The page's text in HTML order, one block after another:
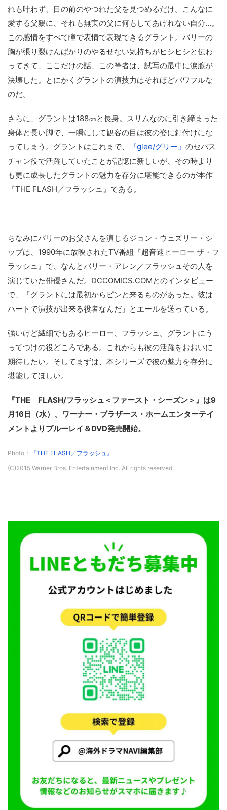
れも叶わず、目の前のやつれた父を見つめるだけ。こんなに
愛する父親に、それも無実の父に何もしてあげれない自分…。
この感情をすべて瞳で表情で表現できるグラント。バリーの
胸が張り裂けんばかりのやるせない気持ちがヒシヒシと伝わ
ってきて、ここだけの話、この筆者は、試写の最中に涙腺が
決壊した。とにかくグラントの演技力はそれほどパワフルな
のだ。
さらに、グラントは188㎝と長身。スリムなのに引き締まった
身体と長い脚で、一瞬にして観客の目は彼の姿に釘付けにな
ってしまう。グラントはこれまで、
『glee/グリー』 のセバス
チャン役で活躍していたことが記憶に新しいが、その時より
も更に成長したグラントの魅力を存分に堪能できるのが本作
『THE FLASH／フラッシュ』である。
ちなみにバリーのお父さんを演じるジョン・ウェズリー・シ
ップは、1990年に放映されたTV番組『超音速ヒーロー ザ・フ
ラッシュ』で、なんとバリー・アレン／フラッシュその人を
演じていた俳優さんだ。DCCOMICS.COMとのインタビュー
で、「グラントには最初からピンと来るものがあった。彼は
ハートで演技が出来る役者なんだ」とエールを送っている。
強いけど繊細でもあるヒーロー、フラッシュ。グラントにう
ってつけの役どころである。これからも彼の活躍をおおいに
期待したい。そしてまずは、本シリーズで彼の魅力を存分に
堪能してほしい。
『THE FLASH/フラッシュ＜ファースト・シーズン＞』は9
月16日（水）、ワーナー・ブラザース・ホームエンターテイ
メントよりブルーレイ＆DVD発売開始。
Photo：
『THE FLASH／フラッシュ』
(C)2015 Warner Bros. Entertainment Inc. All rights reserved.